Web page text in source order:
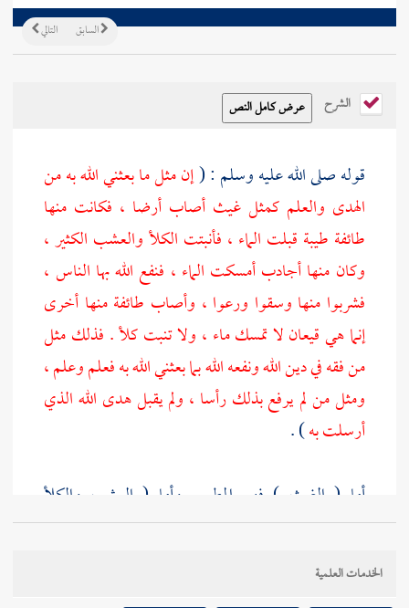
التالي السابق
الشرح
قوله صلى الله عليه وسلم : (إن مثل ما بعثني الله به من
الهدى والعلم كمثل غيث أصاب أرضا ، فكانت منها
طائفة طيبة قبلت الماء ، فأنبتت الكلأ والعشب الكثير ،
وكان منها أجادب أمسكت الماء ، فنفع الله بها الناس ،
فشربوا منها وسقوا ورعوا ، وأصاب طائفة منها أخرى
إنما هي قيعان لا تمسك ماء ، ولا تنبت كلأ . فذلك مثل
من فقه في دين الله ونفعه الله بما بعثني الله به فعلم وعلم ،
ومثل من لم يرفع بذلك رأسا ، ولم يقبل هدى الله الذي
أرسلت به) .
أما ( الغيث ) فهو المطر . وأما ( العشب والكلأ
والحشيش ) فكلها أسماء للنبات ، لكن الحشيش[ص:
446 ]
مختصان بالرطب ، و ( الكلأ ) بالهمز يقع على اليابسالخدمات العلمية